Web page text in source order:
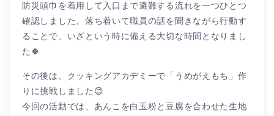
防災頭巾を着用して入口まで避難する流れを一つひとつ
確認しました。落ち着いて職員の話を聞きながら行動す
ることで、いざという時に備える大切な時間となりまし
た🍀
その後は、クッキングアカデミーで「うめがえもち」作
りに挑戦しました😊
今回の活動では、あんこを白玉粉と豆腐を合わせた生地